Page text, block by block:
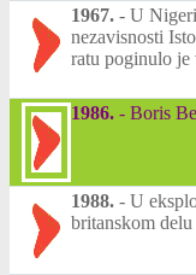
1967. - U
nezavisnosti
ratu poginulo
1986. - Boris
1988. - U
britanskom